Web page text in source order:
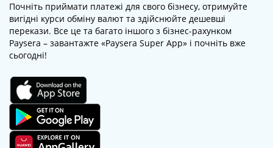
Почніть приймати платежі для свого бізнесу, отримуйте
вигідні курси обміну валют та здійснюйте дешевші
перекази. Все це та багато іншого з бізнес-рахунком
Paysera – завантажте «Paysera Super App» і почніть вже
сьогодні!